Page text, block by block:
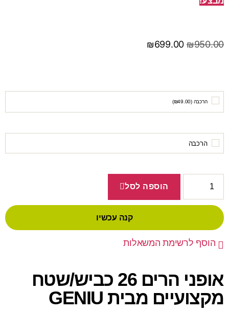
₪950.00
₪699.00
הרכבה ( ₪49.00
)
הרכבה
הוספה לסל
קנה עכשיו
הוסף לרשימת המשאלות
אופני הרים 26 כביש/שטח
מקצועיים מבית GENIU